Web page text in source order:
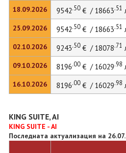
18.09.2026
25.09.2026
02.10.2026
09.10.2026
16.10.2026
9542.50€ / 18663.51
9542.50€ / 18663.51
9243.50€ / 18078.71
8196.00€ / 16029.98
8196.00€ / 16029.98
KING SUITE, AI
KING SUITE - AI
Последната актуализация на